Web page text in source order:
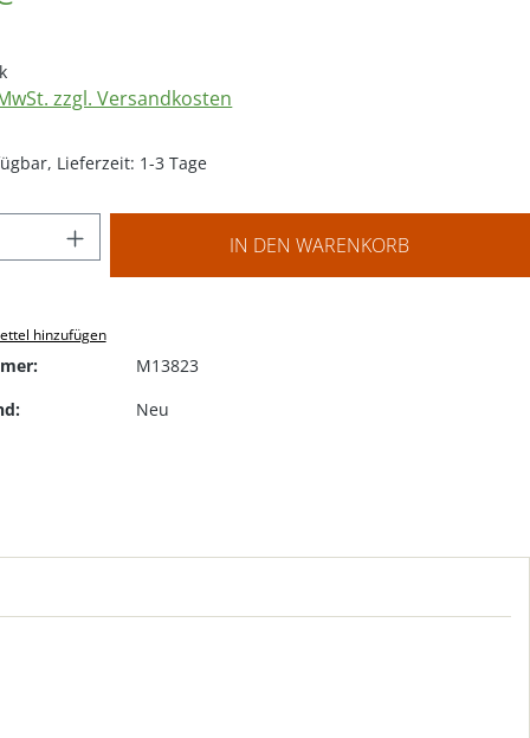
zzgl. Versandkosten
Lieferzeit: 1-3 Tage
Gib den gewünschten Wert
IN DEN WARENKORB
hinzufügen
M13823
Neu